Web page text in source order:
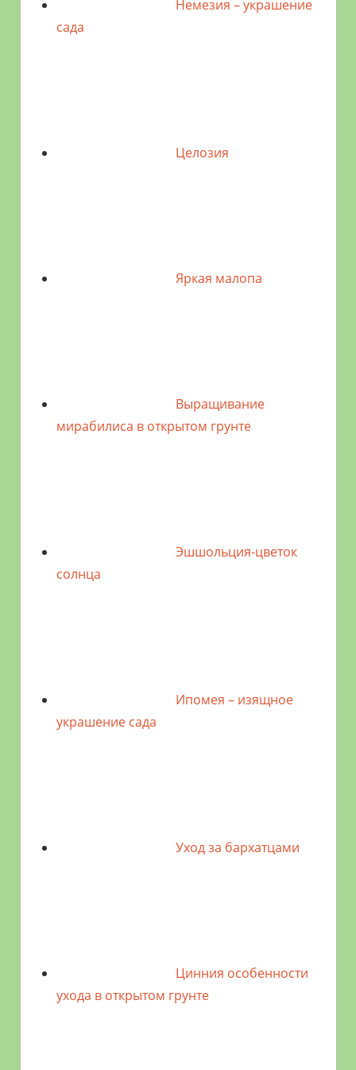
Немезия – украшение
сада
Целозия
Яркая малопа
Выращивание
мирабилиса в открытом грунте
Эшшольция-цветок
солнца
Ипомея – изящное
украшение сада
Уход за бархатцами
Цинния особенности
ухода в открытом грунте